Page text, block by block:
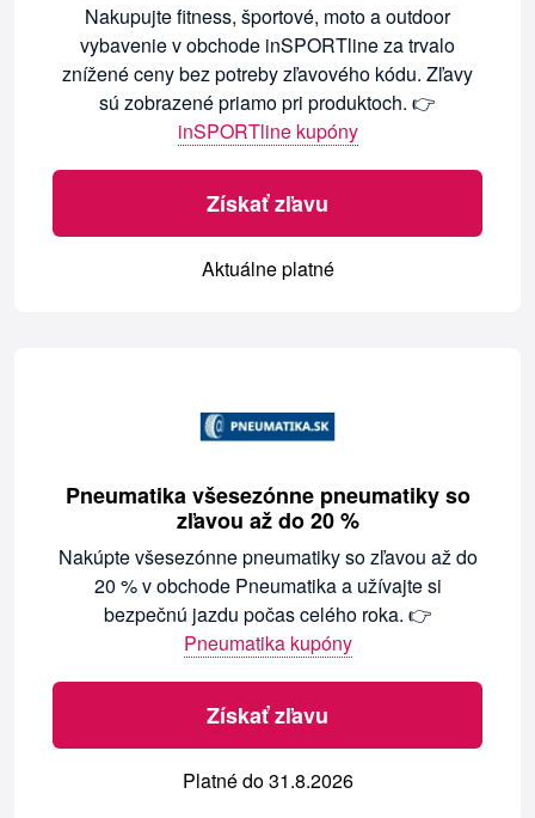
Nakupujte fitness, športové, moto a outdoor
vybavenie v obchode inSPORTline za trvalo
znížené ceny bez potreby zľavového kódu. Zľavy
sú zobrazené priamo pri produktoch. 👉
inSPORTline kupóny
Získať zľavu
Aktuálne platné
Pneumatika všesezónne pneumatiky so
zľavou až do 20 %
Nakúpte všesezónne pneumatiky so zľavou až do
20 % v obchode Pneumatika a užívajte si
bezpečnú jazdu počas celého roka. 👉
Pneumatika kupóny
Získať zľavu
Platné do 31.8.2026